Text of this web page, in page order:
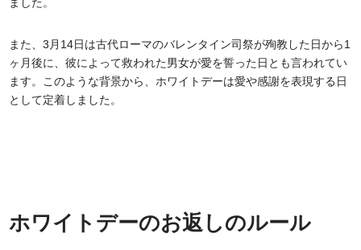
また、3月14日は古代ローマのバレンタイン司祭が殉教した日から1
ヶ月後に、彼によって救われた男女が愛を誓った日とも言われてい
ます。このような背景から、ホワイトデーは愛や感謝を表現する日
として定着しました。
ホワイトデーのお返しのルール